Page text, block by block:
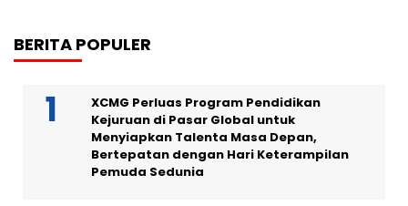
BERITA POPULER
XCMG Perluas Program Pendidikan
Kejuruan di Pasar Global untuk
Menyiapkan Talenta Masa Depan,
Bertepatan dengan Hari Keterampilan
Pemuda Sedunia